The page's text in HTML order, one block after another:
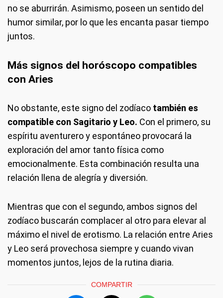
no se aburrirán. Asimismo, poseen un sentido del
humor similar, por lo que les encanta pasar tiempo
juntos.
Más signos del horóscopo compatibles
con Aries
No obstante, este signo del zodíaco también es
compatible con Sagitario y Leo. Con el primero, su
espíritu aventurero y espontáneo provocará la
exploración del amor tanto física como
emocionalmente. Esta combinación resulta una
relación llena de alegría y diversión.
Mientras que con el segundo, ambos signos del
zodíaco buscarán complacer al otro para elevar al
máximo el nivel de erotismo. La relación entre Aries
y Leo será provechosa siempre y cuando vivan
momentos juntos, lejos de la rutina diaria.
COMPARTIR